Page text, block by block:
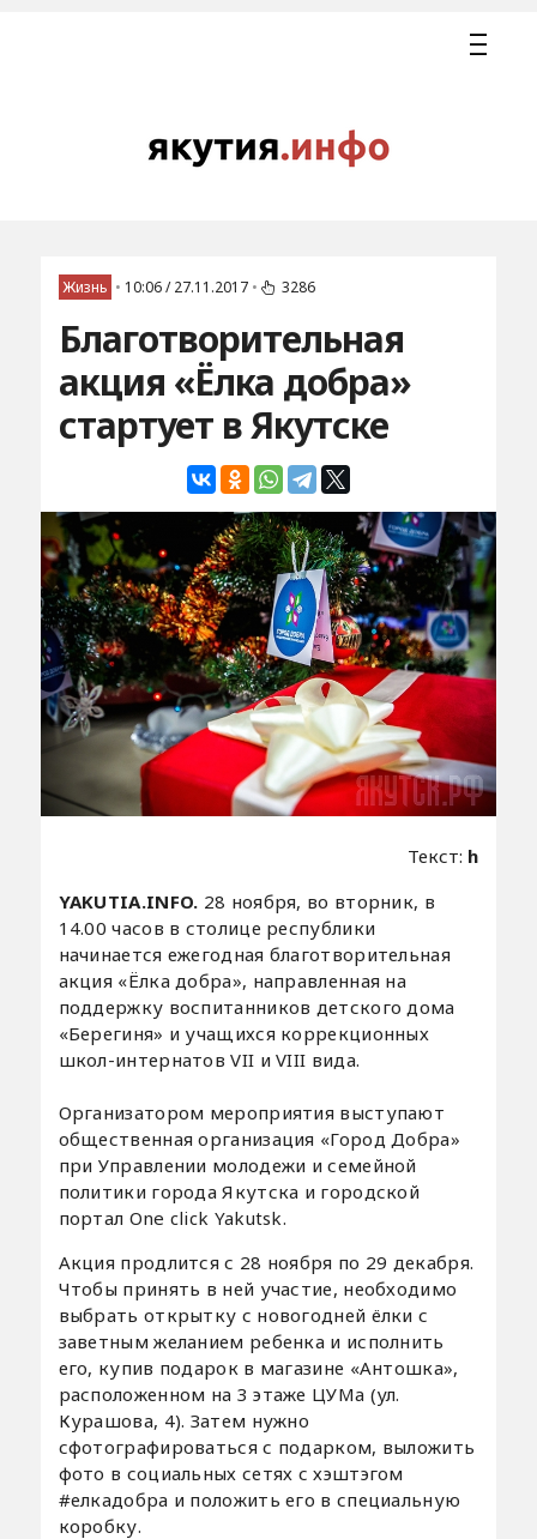
Жизнь • 10:06 / 27.11.2017 • 3286
Благотворительная
акция «Ёлка добра»
стартует в Якутске
Текст: h
YAKUTIA.INFO. 28 ноября, во вторник, в
14.00 часов в столице республики
начинается ежегодная благотворительная
акция «Ёлка добра», направленная на
поддержку воспитанников детского дома
«Берегиня» и учащихся коррекционных
школ-интернатов VII и VIII вида.
Организатором мероприятия выступают
общественная организация «Город Добра»
при Управлении молодежи и семейной
политики города Якутска и городской
портал One click Yakutsk.
Акция продлится с 28 ноября по 29 декабря.
Чтобы принять в ней участие, необходимо
выбрать открытку с новогодней ёлки с
заветным желанием ребенка и исполнить
его, купив подарок в магазине «Антошка»,
расположенном на 3 этаже ЦУМа (ул.
Курашова, 4). Затем нужно
сфотографироваться с подарком, выложить
фото в социальных сетях с хэштэгом
#елкадобра и положить его в специальную
коробку.